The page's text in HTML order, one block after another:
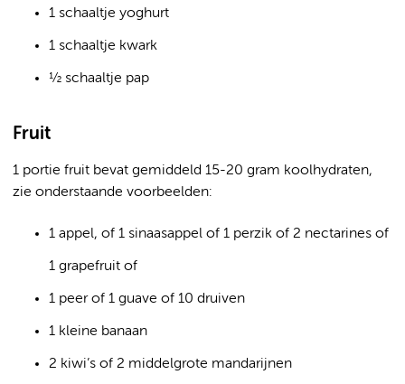
1 schaaltje yoghurt
1 schaaltje kwark
½ schaaltje pap
Fruit
1 portie fruit bevat gemiddeld 15-20 gram koolhydraten,
zie onderstaande voorbeelden:
1 appel, of 1 sinaasappel of 1 perzik of 2 nectarines of
1 grapefruit of
1 peer of 1 guave of 10 druiven
1 kleine banaan
2 kiwi’s of 2 middelgrote mandarijnen